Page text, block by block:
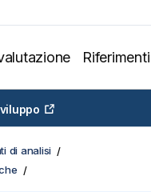
Riferimenti
di analisi